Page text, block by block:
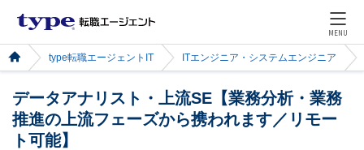
MENU
type転職エージェントIT ITエンジニア・システムエンジニア
データアナリスト・上流SE【業務分析・業務
推進の上流フェーズから携われます／リモー
ト可能】